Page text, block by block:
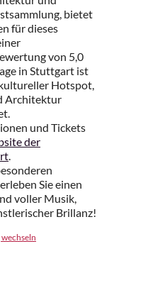
bietet
für dieses
von 5,0
in Stuttgart ist
Hotspot,
Architektur
und Tickets
der
.
Sie einen
voller Musik,
Brillanz!